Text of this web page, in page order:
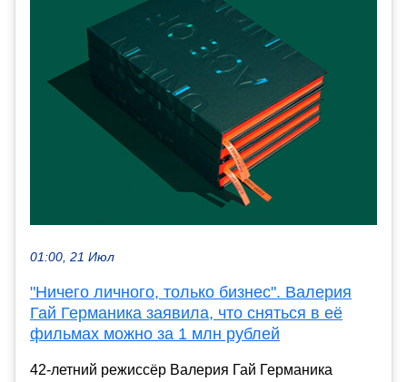
01:00, 21 Июл
"Ничего личного, только бизнес". Валерия
Гай Германика заявила, что сняться в её
фильмах можно за 1 млн рублей
42-летний режиссёр Валерия Гай Германика